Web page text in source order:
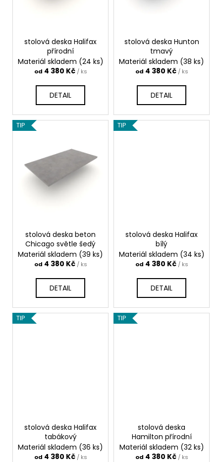
stolová deska Halifax
přírodní
Materiál skladem (24 ks)
od 4 380 Kč / ks
DETAIL
stolová deska Hunton
tmavý
Materiál skladem (38 ks)
od 4 380 Kč / ks
DETAIL
TIP
stolová deska beton
Chicago světle šedý
Materiál skladem (39 ks)
od 4 380 Kč / ks
DETAIL
TIP
stolová deska Halifax
bílý
Materiál skladem (34 ks)
od 4 380 Kč / ks
DETAIL
TIP
stolová deska Halifax
tabákový
Materiál skladem (36 ks)
od 4 380 Kč / ks
TIP
stolová deska
Hamilton přírodní
Materiál skladem (32 ks)
od 4 380 Kč / ks
PŘÍRODNÍ
380
Kč